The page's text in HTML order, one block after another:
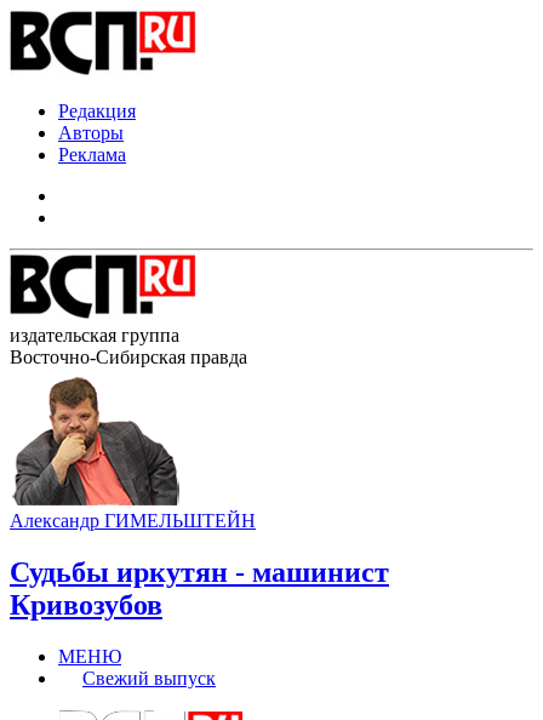
Редакция
Авторы
Реклама
издательская группа
Восточно-Сибирская правда
Александр ГИМЕЛЬШТЕЙН
Судьбы иркутян - машинист
Кривозубов
МЕНЮ
Свежий выпуск